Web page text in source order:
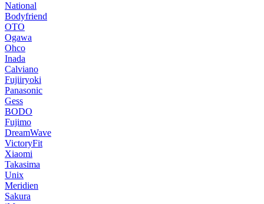
National
Bodyfriend
OTO
Ogawa
Ohco
Inada
Calviano
Fujiiryoki
Panasonic
Gess
BODO
Fujimo
DreamWave
VictoryFit
Xiaomi
Takasima
Unix
Meridien
Sakura